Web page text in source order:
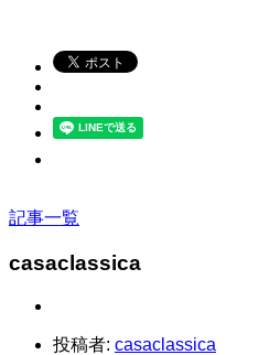
記事一覧
casaclassica
投稿者: casaclassica